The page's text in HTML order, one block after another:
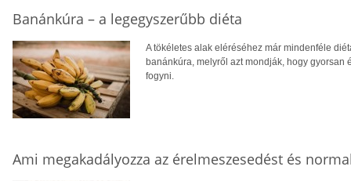
Banánkúra – a legegyszerűbb diéta
A tökéletes alak eléréséhez már mindenféle
banánkúra, melyről azt mondják, hogy
fogyni.
Ami megakadályozza az érelmeszesedést és